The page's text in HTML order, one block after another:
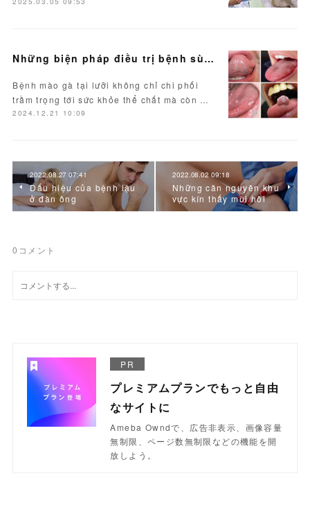
Những biện pháp điều trị bệnh sùi mào gà ở lưỡi hiệu quả
Bệnh mào gà tại lưỡi không chỉ chi phối
trầm trọng tới sức khỏe thể chất mà còn …
2024.12.21 10:09
2022.08.27 07:41
Dấu hiệu của bệnh lậu
ở đàn ông
2022.08.02 09:18
Những căn nguyên khu
vực kín thấy mùi hôi
0 コメント
PR
プレミアムプランでもっと自由
なサイトに
Ameba Owndで、広告非表示、画像容量
無制限、ページ数無制限などの機能を開
放しよう。